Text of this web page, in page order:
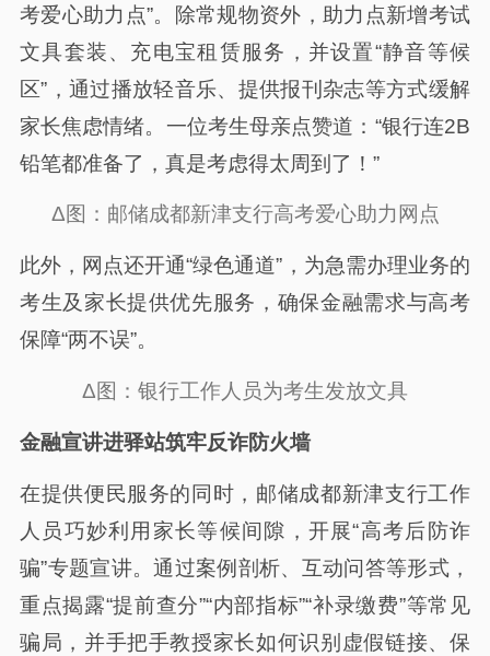
考爱心助力点”。除常规物资外，助力点新增考试
文具套装、充电宝租赁服务，并设置“静音等候
区”，通过播放轻音乐、提供报刊杂志等方式缓解
家长焦虑情绪。一位考生母亲点赞道：“银行连2B
铅笔都准备了，真是考虑得太周到了！”
Δ图：邮储成都新津支行高考爱心助力网点
此外，网点还开通“绿色通道”，为急需办理业务的
考生及家长提供优先服务，确保金融需求与高考
保障“两不误”。
Δ图：银行工作人员为考生发放文具
金融宣讲进驿站筑牢反诈防火墙
在提供便民服务的同时，邮储成都新津支行工作
人员巧妙利用家长等候间隙，开展“高考后防诈
骗”专题宣讲。通过案例剖析、互动问答等形式，
重点揭露“提前查分”“内部指标”“补录缴费”等常见
骗局，并手把手教授家长如何识别虚假链接、保